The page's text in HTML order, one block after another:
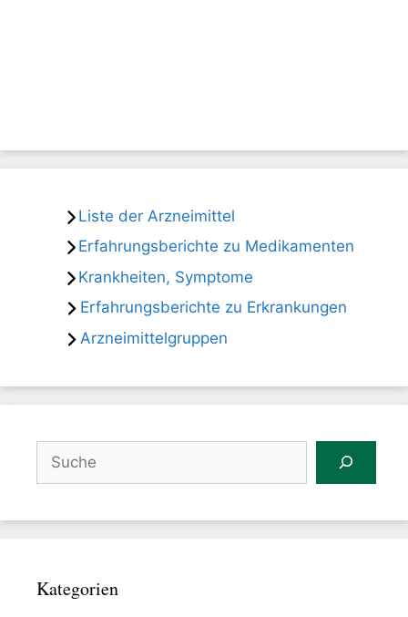
Liste der Arzneimittel
Erfahrungsberichte zu Medikamenten
Krankheiten, Symptome
Erfahrungsberichte zu Erkrankungen
Arzneimittelgruppen
Kategorien